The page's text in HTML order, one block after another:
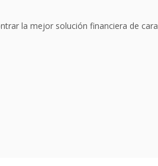
la mejor solución financiera de cara